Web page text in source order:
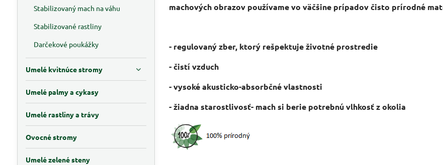
machových obrazov používame vo väčšine prípadov čisto prírodné
- regulovaný zber, ktorý rešpektuje životné prostredie
- čistí vzduch
- vysoké akusticko-absorbčnévlastnosti
- žiadna starostlivosť- mach si berie potrebnú vlhkosť z okolia
Stabilizovaný mach na váhu
Stabilizované rastliny
Darčekové poukážky
Umelé kvitnúce stromy
Umelé palmy a cykasy
Umelé rastliny a trávy
Ovocné stromy
Umelé zelené steny